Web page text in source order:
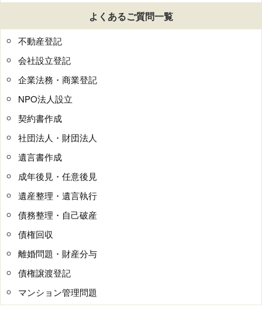
よくあるご質問一覧
不動産登記
会社設立登記
企業法務・商業登記
NPO法人設立
契約書作成
社団法人・財団法人
遺言書作成
成年後見・任意後見
遺産整理・遺言執行
債務整理・自己破産
債権回収
離婚問題・財産分与
債権譲渡登記
マンション管理問題